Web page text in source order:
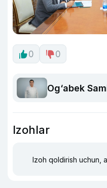
0 0
Og‘abek
Izohlar
Izoh qoldirish uchun,